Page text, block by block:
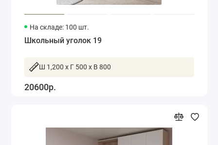
На складе: 100 шт.
Школьный уголок 19
Ш 1,200 x Г 500 x В 800
20600р.